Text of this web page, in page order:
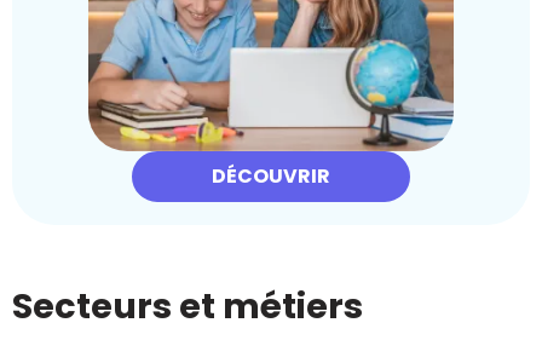
DÉCOUVRIR
Secteurs et métiers